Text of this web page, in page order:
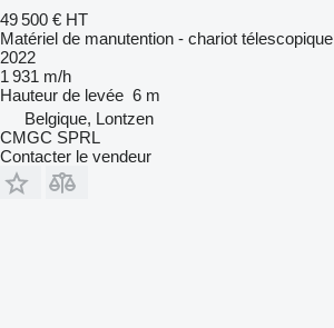
49 500 € HT
Matériel de manutention - chariot télescopique
2022
1 931 m/h
Hauteur de levée 6 m
Belgique, Lontzen
CMGC SPRL
Contacter le vendeur